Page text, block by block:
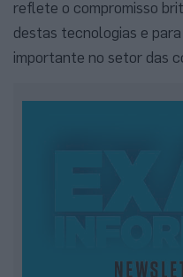
reflete o compromisso
destas tecnologias e
importante no setor das